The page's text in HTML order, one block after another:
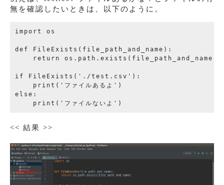
無を確認したいときは、以下のように。
import os
def FileExists(file_path_and_name):
    return os.path.exists(file_path_and_name)
if FileExists('./test.csv'):
    print('ファイルあるよ')
else:
<< 結果 >>